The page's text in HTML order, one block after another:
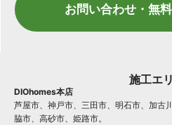
お問い合わせ・無
施工エ
DIOhomes本店
芦屋市、神戸市、三田市、明石市、加古
脇市、高砂市、姫路市。